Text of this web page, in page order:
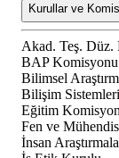
Kurullar ve
Akad. Teş. Düz.
BAP Komisyonu
Bilimsel
Bilişim
Eğitim
Fen ve
İnsan